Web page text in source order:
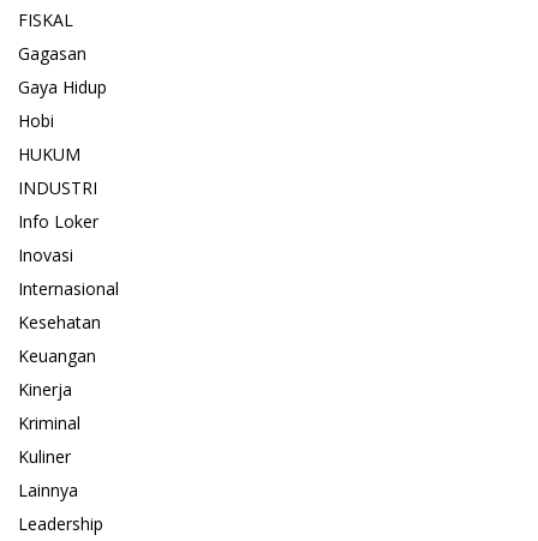
FISKAL
Gagasan
Gaya Hidup
Hobi
HUKUM
INDUSTRI
Info Loker
Inovasi
Internasional
Kesehatan
Keuangan
Kinerja
Kriminal
Kuliner
Lainnya
Leadership